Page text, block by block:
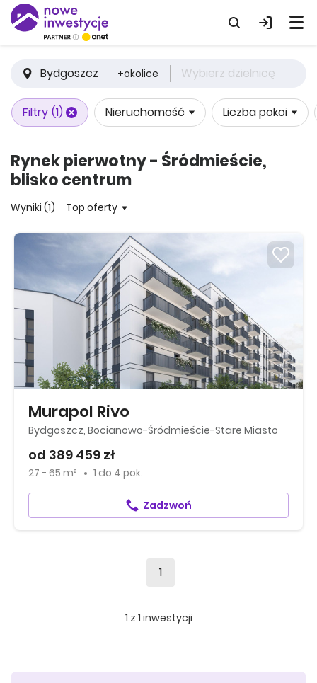
Bydgoszcz +okolice Wybierz dzielnicę
Filtry (1) Nieruchomość Liczba pokoi
Rynek pierwotny - Śródmieście,
blisko centrum
Wyniki (1) Top oferty
Murapol Rivo
Bydgoszcz, Bocianowo-Śródmieście-Stare Miasto
od 389 459 zł
27 - 65 m² 1 do 4 pok.
Zadzwoń
1
1 z 1 inwestycji